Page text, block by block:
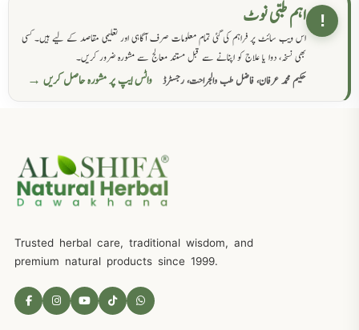
! اہم طبی نوٹ
اس ویب سائٹ پر فراہم کی گئی تمام معلومات صرف آگاہی اور تعلیمی مقاصد کے لیے ہیں۔ کسی
بھی نسخہ، دوا یا علاج کو اپنانے سے قبل مستند معالج سے مشورہ ضرور کریں۔
حکیم محمد عرفان، فاضل طب والجراحت، رجسٹرڈ
واٹس ایپ پر مشورہ حاصل کریں →
Trusted herbal care, traditional wisdom, and
premium natural products since 1999.